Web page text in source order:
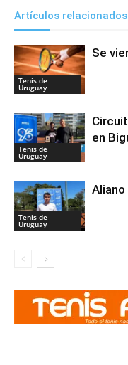
Artículos relacionados
Tenis de
Uruguay
Se
Tenis de
Uruguay
en
Tenis de
Uruguay
Aliano